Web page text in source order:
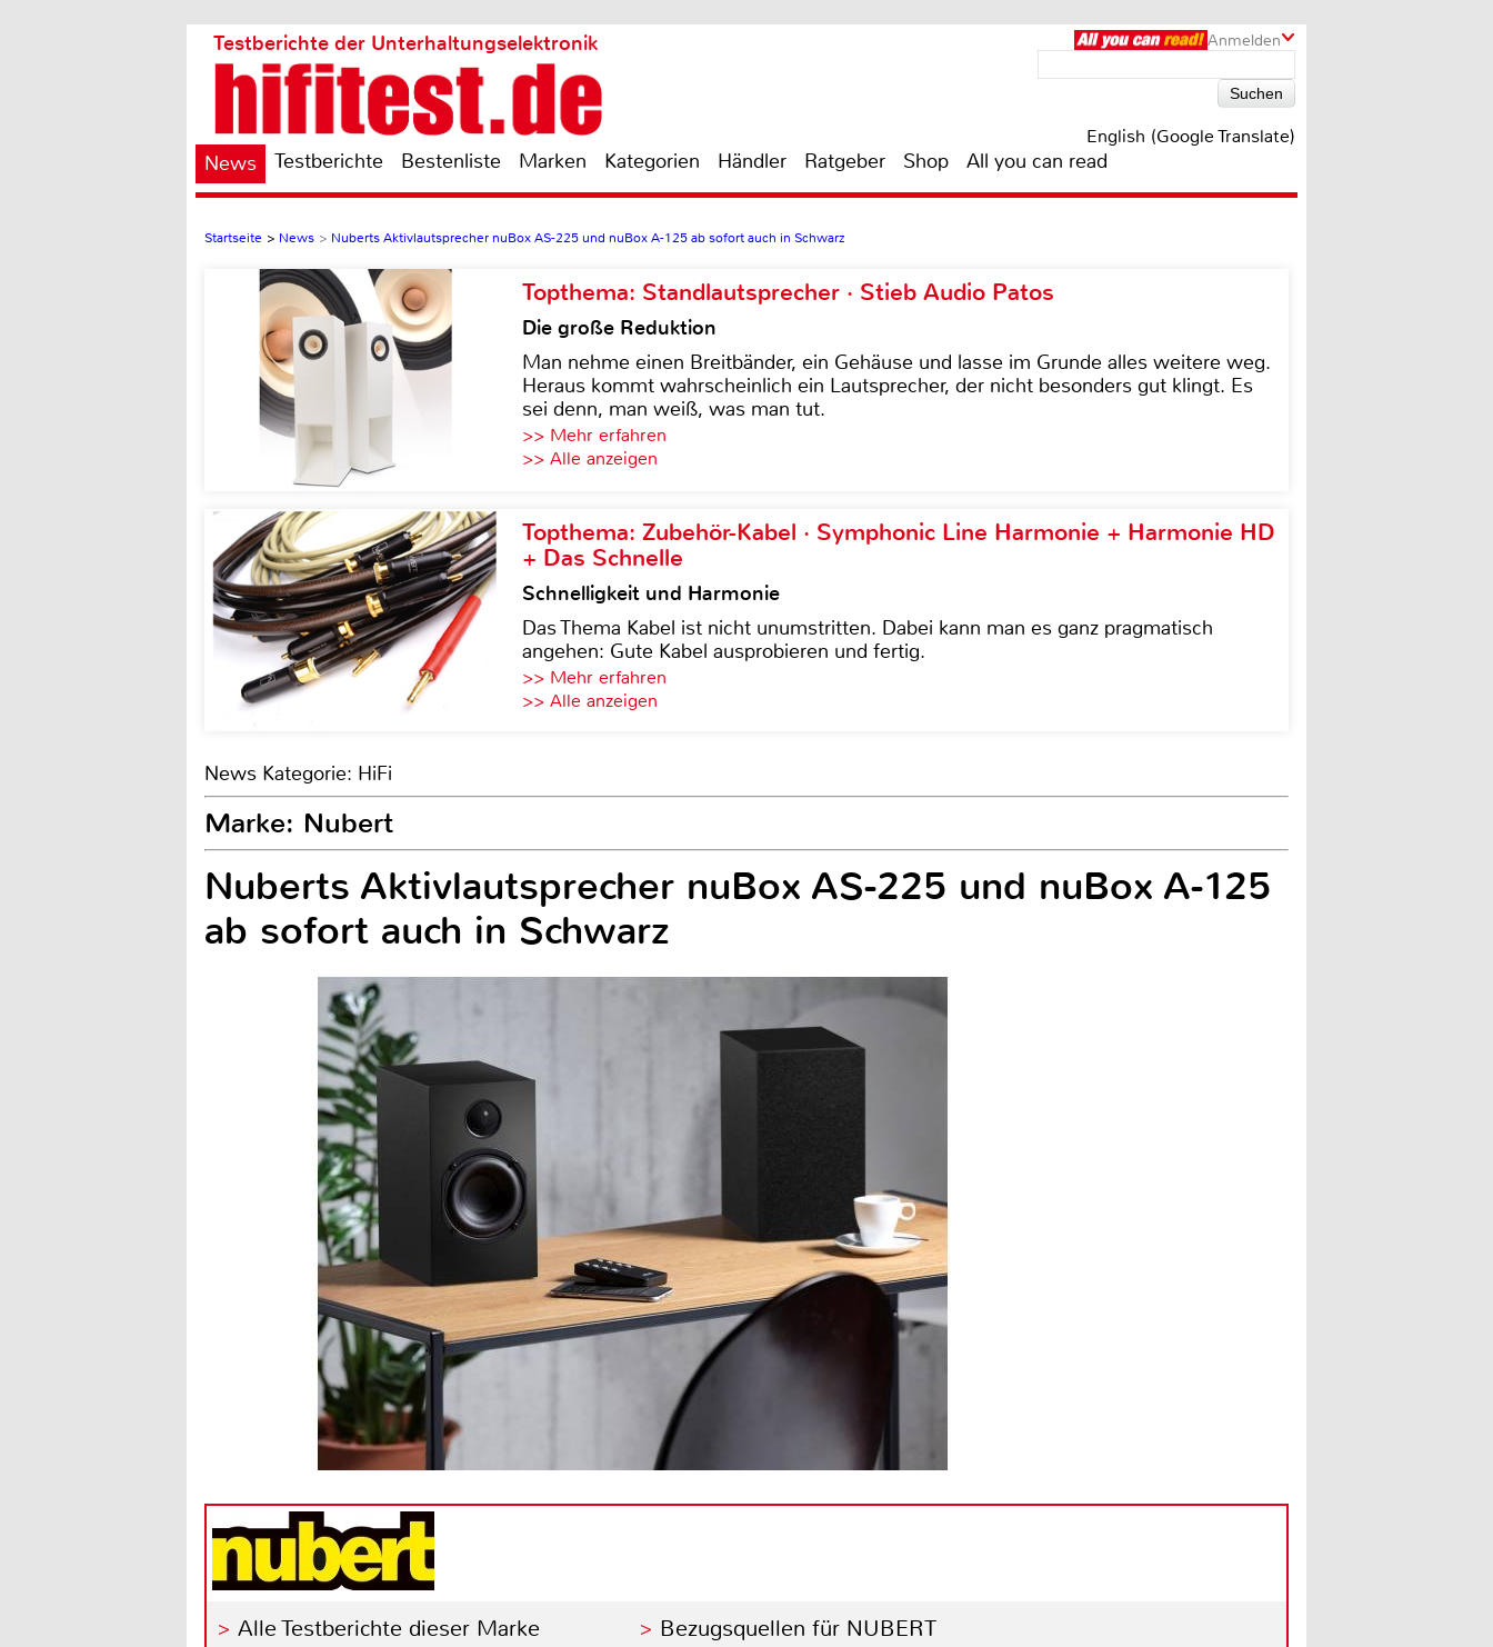
Anmelden
Testberichte der Unterhaltungselektronik
English (Google Translate)
News Testberichte Bestenliste Marken Kategorien Händler Ratgeber Shop All you can read
Startseite > News > Nuberts Aktivlautsprecher nuBox AS-225 und nuBox A-125 ab sofort auch in Schwarz
Topthema: Standlautsprecher · Stieb Audio Patos
Die große Reduktion
Man nehme einen Breitbänder, ein Gehäuse und lasse im Grunde alles weitere weg.
Heraus kommt wahrscheinlich ein Lautsprecher, der nicht besonders gut klingt. Es
sei denn, man weiß, was man tut.
>> Mehr erfahren
>> Alle anzeigen
Topthema: Zubehör-Kabel · Symphonic Line Harmonie + Harmonie HD
+ Das Schnelle
Schnelligkeit und Harmonie
Das Thema Kabel ist nicht unumstritten. Dabei kann man es ganz pragmatisch
angehen: Gute Kabel ausprobieren und fertig.
>> Mehr erfahren
>> Alle anzeigen
News Kategorie: HiFi
Marke: Nubert
Nuberts Aktivlautsprecher nuBox AS-225 und nuBox A-125
ab sofort auch in Schwarz
Alle Testberichte dieser Marke
Bezugsquellen für NUBERT